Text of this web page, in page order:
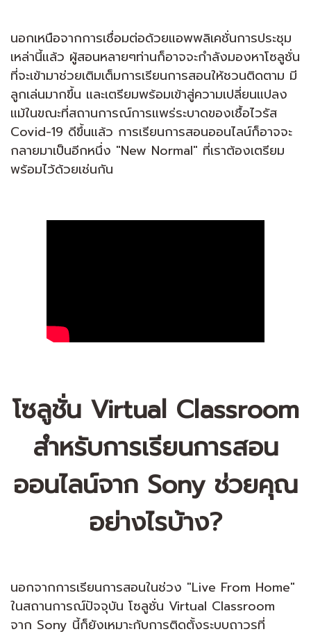
นอกเหนือจากการเชื่อมต่อด้วยแอพพลิเคชั่นการประชุม
เหล่านี้แล้ว ผู้สอนหลายๆท่านก็อาจจะกำลังมองหาโซลูชั่น
ที่จะเข้ามาช่วยเติมเต็มการเรียนการสอนให้ชวนติดตาม มี
ลูกเล่นมากขึ้น และเตรียมพร้อมเข้าสู่ความเปลี่ยนแปลง
แม้ในขณะที่สถานการณ์การแพร่ระบาดของเชื้อไวรัส
Covid-19 ดีขึ้นแล้ว การเรียนการสอนออนไลน์ก็อาจจะ
กลายมาเป็นอีกหนึ่ง "New Normal" ที่เราต้องเตรียม
พร้อมไว้ด้วยเช่นกัน
โซลูชั่น Virtual Classroom
สำหรับการเรียนการสอน
ออนไลน์จาก Sony ช่วยคุณ
อย่างไรบ้าง?
นอกจากการเรียนการสอนในช่วง "Live From Home"
ในสถานการณ์ปัจจุบัน โซลูชั่น Virtual Classroom
จาก Sony นี้ก็ยังเหมาะกับการติดตั้งระบบถาวรที่